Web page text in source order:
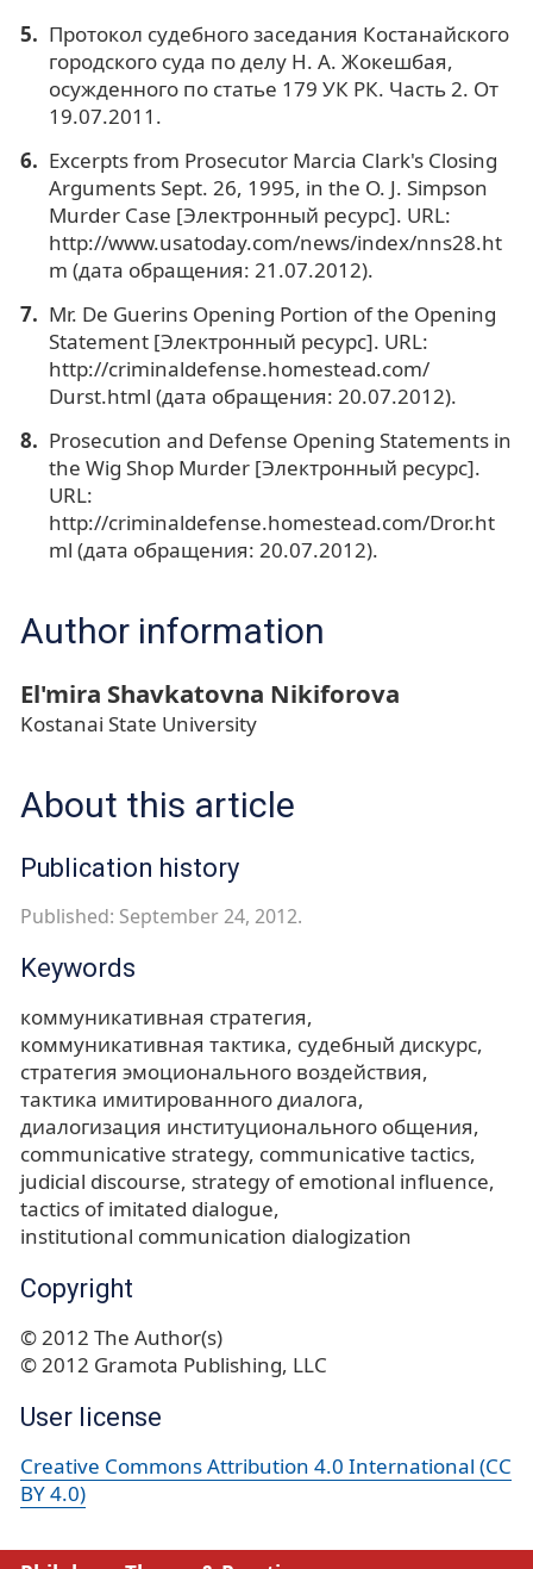
Протокол судебного заседания Костанайского
городского суда по делу Н. А. Жокешбая,
осужденного по статье 179 УК РК. Часть 2. От
19.07.2011.
Excerpts from Prosecutor Marcia Clark's Closing
Arguments Sept. 26, 1995, in the O. J. Simpson
Murder Case [Электронный ресурс]. URL:
http://www.usatoday.com/news/index/nns28.ht
m (дата обращения: 21.07.2012).
Mr. De Guerins Opening Portion of the Opening
Statement [Электронный ресурс]. URL:
http://criminaldefense.homestead.com/
Durst.html (дата обращения: 20.07.2012).
Prosecution and Defense Opening Statements in
the Wig Shop Murder [Электронный ресурс].
URL:
http://criminaldefense.homestead.com/Dror.ht
ml (дата обращения: 20.07.2012).
Author information
El'mira Shavkatovna Nikiforova
Kostanai State University
About this article
Publication history
Published: September 24, 2012.
Keywords
коммуникативная стратегия
коммуникативная тактика судебный дискурс
стратегия эмоционального воздействия
тактика имитированного диалога
диалогизация институционального общения
communicative strategy communicative tactics
judicial discourse strategy of emotional influence
tactics of imitated dialogue
institutional communication dialogization
Copyright
© 2012 The Author(s)
© 2012 Gramota Publishing, LLC
User license
Creative Commons Attribution 4.0 International (CC
BY 4.0)